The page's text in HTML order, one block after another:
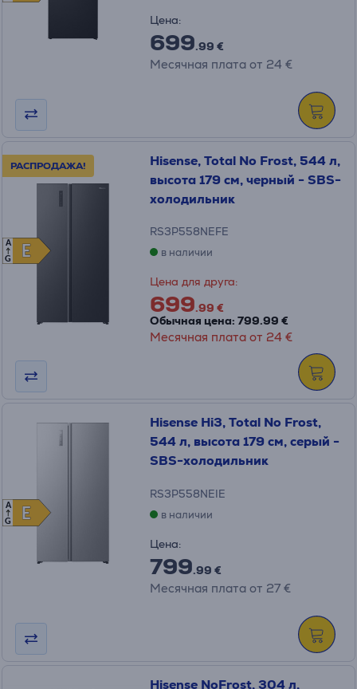
Цена:
699.99 €
Месячная плата от 24 €
РАСПРОДАЖА!
E
E
A
G
Hisense, Total No Frost, 544 л,
высота 179 см, черный - SBS-
холодильник
RS3P558NEFE
в наличии
Цена для друга:
699.99 €
Обычная цена: 799.99 €
Месячная плата от 24 €
E
E
A
G
Hisense Hi3, Total No Frost,
544 л, высота 179 см, серый -
SBS-холодильник
RS3P558NEIE
в наличии
Цена:
799.99 €
Месячная плата от 27 €
Hisense NoFrost, 304 л,